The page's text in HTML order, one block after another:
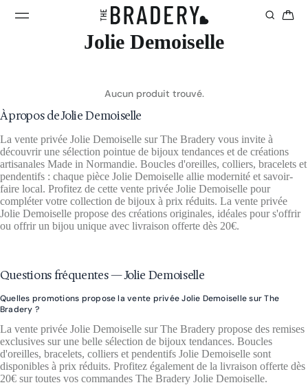
Jolie Demoiselle
Aucun produit trouvé.
À propos de Jolie Demoiselle
La vente privée Jolie Demoiselle sur The Bradery vous invite à
découvrir une sélection pointue de bijoux tendances et de créations
artisanales Made in Normandie. Boucles d'oreilles, colliers, bracelets et
pendentifs : chaque pièce Jolie Demoiselle allie modernité et savoir-
faire local. Profitez de cette vente privée Jolie Demoiselle pour
compléter votre collection de bijoux à prix réduits. La vente privée
Jolie Demoiselle propose des créations originales, idéales pour s'offrir
ou offrir un bijou unique avec livraison offerte dès 20€.
Questions fréquentes — Jolie Demoiselle
Quelles promotions propose la vente privée Jolie Demoiselle sur The
Bradery ?
La vente privée Jolie Demoiselle sur The Bradery propose des remises
exclusives sur une belle sélection de bijoux tendances. Boucles
d'oreilles, bracelets, colliers et pendentifs Jolie Demoiselle sont
disponibles à prix réduits. Profitez également de la livraison offerte dès
20€ sur toutes vos commandes The Bradery Jolie Demoiselle.